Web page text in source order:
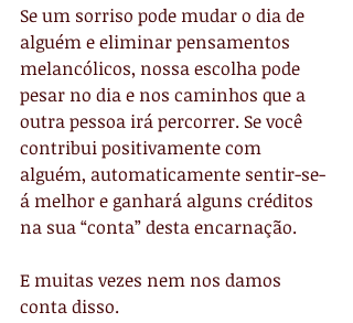
Se um sorriso pode mudar o dia de
alguém e eliminar pensamentos
melancólicos, nossa escolha pode
pesar no dia e nos caminhos que a
outra pessoa irá percorrer. Se você
contribui positivamente com
alguém, automaticamente sentir-se-
á melhor e ganhará alguns créditos
na sua “conta” desta encarnação.
E muitas vezes nem nos damos
conta disso.